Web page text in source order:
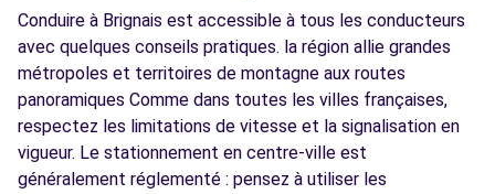
Conduire à Brignais est accessible à tous les conducteurs
avec quelques conseils pratiques. la région allie grandes
métropoles et territoires de montagne aux routes
panoramiques Comme dans toutes les villes françaises,
respectez les limitations de vitesse et la signalisation en
vigueur. Le stationnement en centre-ville est
généralement réglementé : pensez à utiliser les